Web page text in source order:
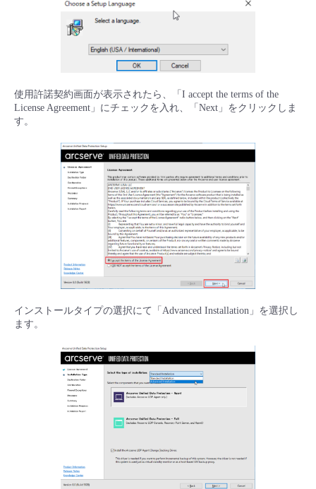
使用許諾契約画面が表示されたら、「I accept the terms of the
License Agreement」にチェックを入れ、「Next」をクリックしま
す。
インストールタイプの選択にて「Advanced Installation」を選択し
ます。